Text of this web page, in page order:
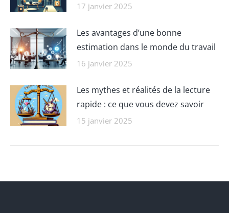
17 janvier 2025
Les avantages d’une bonne
estimation dans le monde du travail
16 janvier 2025
Les mythes et réalités de la lecture
rapide : ce que vous devez savoir
15 janvier 2025